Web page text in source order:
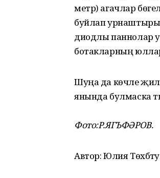
метр) агачлар
буйлап
диодлы паннолар
ботакларның
Шуңа да көчле җил
янында булмаска
Фото:Р.ЯГЪФӘРОВ.
Автор: Юлия